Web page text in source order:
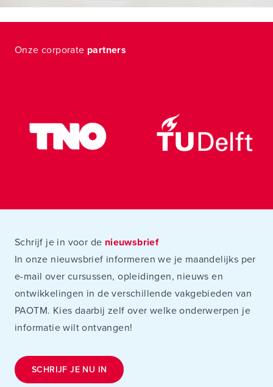
Onze corporate partners
Schrijf je in voor de nieuwsbrief
In onze nieuwsbrief informeren we je maandelijks per
e-mail over cursussen, opleidingen, nieuws en
ontwikkelingen in de verschillende vakgebieden van
PAOTM. Kies daarbij zelf over welke onderwerpen je
informatie wilt ontvangen!
SCHRIJF JE NU IN